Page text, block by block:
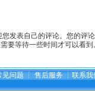
表自己的评论。您的评
要等待一些时间才可以看
见问题 ┆ 售后服务 ┆ 联系我